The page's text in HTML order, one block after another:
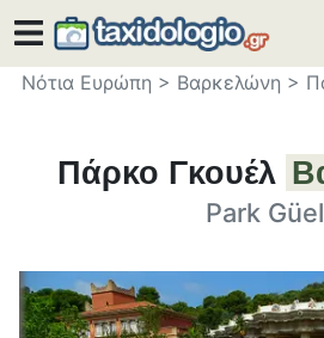
Νότια Ευρώπη > Βαρκελώνη >
Πάρκο Γκουέλ
Park